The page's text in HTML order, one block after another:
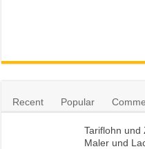
Recent Popular
Tariflohn und
Maler und